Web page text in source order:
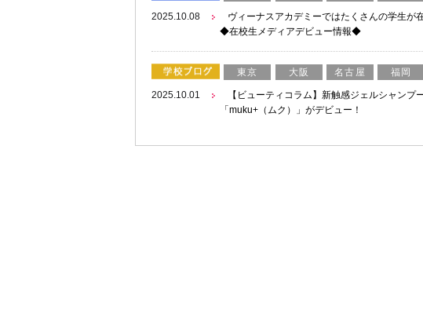
2025.10.08
ヴィーナスアカデミーではたくさんの学生が
◆在校生メディアデビュー情報◆
東京 大阪 名古屋 福岡
2025.10.01
【ビューティコラム】新触感ジェルシャン
「muku+（ムク）」がデビュー！